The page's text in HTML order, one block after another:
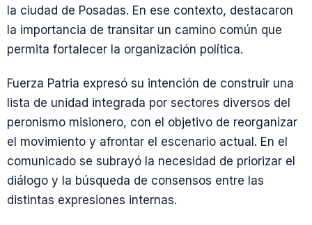
la ciudad de Posadas. En ese contexto, destacaron
la importancia de transitar un camino común que
permita fortalecer la organización política.
Fuerza Patria expresó su intención de construir una
lista de unidad integrada por sectores diversos del
peronismo misionero, con el objetivo de reorganizar
el movimiento y afrontar el escenario actual. En el
comunicado se subrayó la necesidad de priorizar el
diálogo y la búsqueda de consensos entre las
distintas expresiones internas.